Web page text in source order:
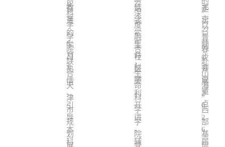
教
育
，
6
月
3
.
.
.
信
念
，
生
命
科
学
.
.
.
北
京
召
开
。
会
议
重
点
.
.
.
105
周
年
“大
思
政
课”
实
践
活
动
暨
教
科
学
学
院
联
合
天
津
市
规
划
日
活
动
深
度
融
合
，
生
命
科
学
学
院
“
以
青
春
赴
山
海
”
西
部
基
研
动
员
大
会
奋
进
的
学
习
热
情
，
引
导
本
科
站
式
学
生
社
区
顺
利
开
讲
。
辅
暨
2026
届
毕
业
生
党
员
主
题
教
育、
新
走
实
，
同
步
开
展
2
0
2
6
届